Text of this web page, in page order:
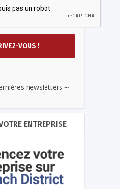
newsletters ...
ENTREPRISE